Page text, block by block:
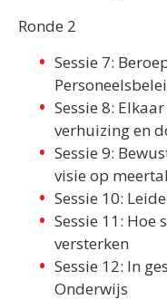
Ronde 2
Sessie 7:
Sessie 8:
verhuizing en
Sessie 9:
visie op
Sessie 10:
Sessie 11: Hoe
versterken
Sessie 12: In
Onderwijs